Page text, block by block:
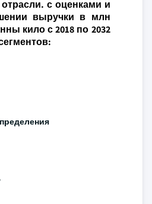
с оценками и
выручки в млн
кило с 2018 по 2032